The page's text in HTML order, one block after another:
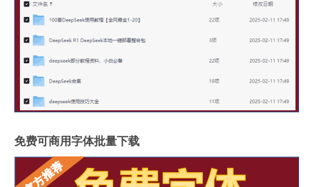
免费可商用字体批量下载